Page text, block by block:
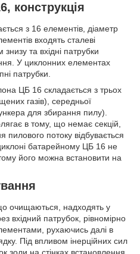
конструкція
з 16 елементів, діаметр
входять сталеві
та вхідні патрубки
У циклонних елементах
патрубки.
ЦБ 16 складається з трьох
газів), середньої
для збирання пилу).
в тому, що немає секцій,
потоку відбувається
батарейному ЦБ 16 не
його можна встановити на
очищаються, надходять у
вхідний патрубок, рівномірно
рухаючись далі в
Під впливом інерційних сил